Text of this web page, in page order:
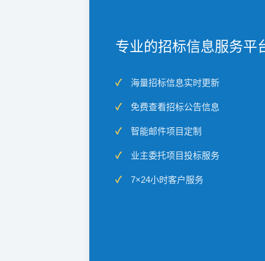
专业的招标信息服务平
海量招标信息实时更新
免费查看招标公告信息
智能邮件项目定制
业主委托项目投标服务
7×24小时客户服务